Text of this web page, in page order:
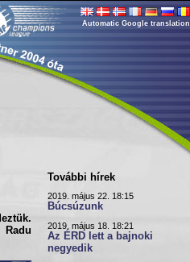
Automatic Google translation
Radu
További hírek
2019. május 22. 18:15
Búcsúzunk
2019. május 18. 18:21
Az ÉRD lett a bajnoki
negyedik